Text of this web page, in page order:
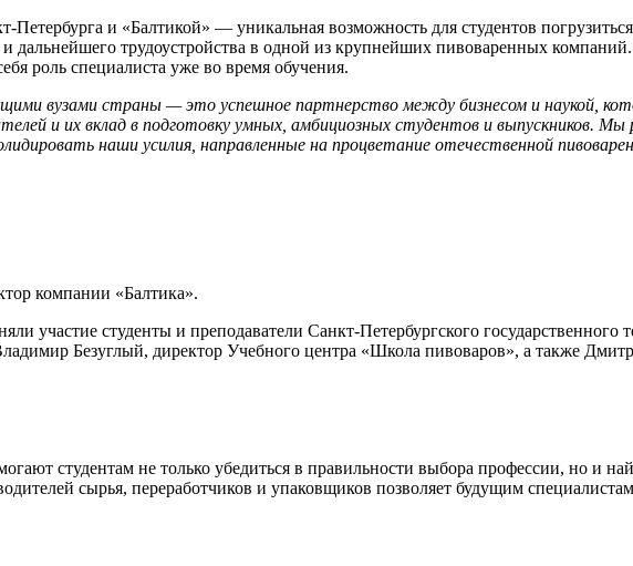
Петербурга и «Балтикой» — уникальная возможность для студентов
дальнейшего трудоустройства в одной из крупнейших пивоваренных
роль специалиста уже во время обучения.
вузами страны — это успешное партнерство между бизнесом и наукой,
и их вклад в подготовку умных, амбициозных студентов и выпускников.
наши усилия, направленные на процветание отечественной
компании «Балтика».
участие студенты и преподаватели Санкт-Петербургского государственного
Безуглый, директор Учебного центра «Школа пивоваров», а также
студентам не только убедиться в правильности выбора профессии, но и
сырья, переработчиков и упаковщиков позволяет будущим